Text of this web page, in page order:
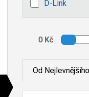
D-Link
Od Nejlevnějšího